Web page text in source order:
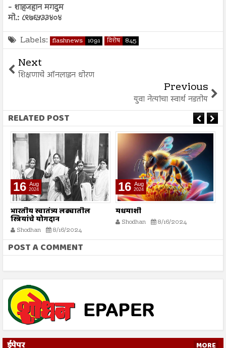
- शाहजहान मगदुम
मो.: ८९७६५३३४०४
Labels: flashnews 1091 विशेष 845
Next
शिक्षणाचे ऑनलाइन धोरण
Previous
युवा नेत्यांचा स्वार्थ नडतोय
RELATED POST
16 Aug
2024
भारतीय स्वातंत्र्य लढ्यातील
स्त्रियांचे योगदान
Shodhan 8/16/2024
16 Aug
2024
मधमाशी
Shodhan 8/16/2024
POST A COMMENT
ईपेपर MORE